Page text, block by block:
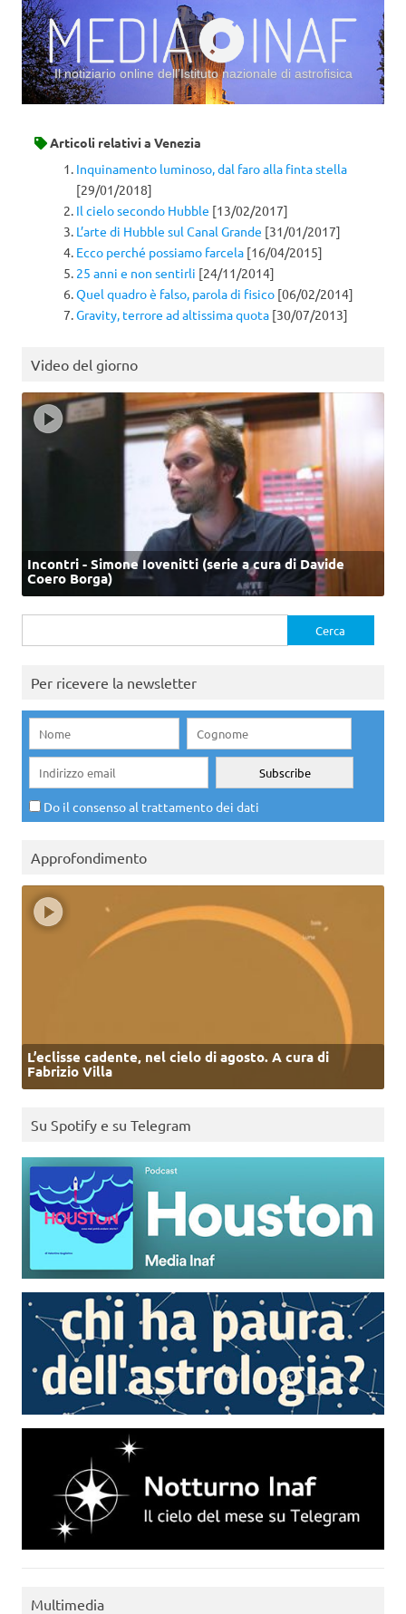
Il notiziario online dell’Istituto nazionale di astrofisica
Articoli relativi a Venezia
Inquinamento luminoso, dal faro alla finta stella
[29/01/2018]
Il cielo secondo Hubble [13/02/2017]
L’arte di Hubble sul Canal Grande [31/01/2017]
Ecco perché possiamo farcela [16/04/2015]
25 anni e non sentirli [24/11/2014]
Quel quadro è falso, parola di fisico [06/02/2014]
Gravity, terrore ad altissima quota [30/07/2013]
Video del giorno
Incontri - Simone Iovenitti (serie a cura di Davide
Coero Borga)
per:
Per ricevere la newsletter
Do il consenso al trattamento dei dati
Approfondimento
L’eclisse cadente, nel cielo di agosto. A cura di
Fabrizio Villa
Su Spotify e su Telegram
Multimedia